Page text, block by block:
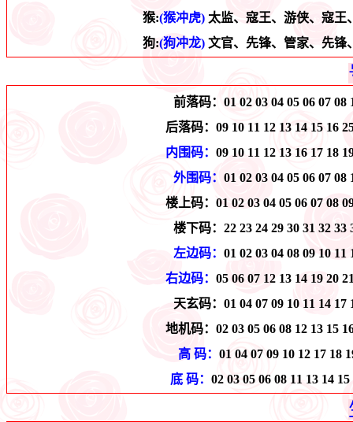
猴:(猴冲虎) 太监、寇王、游侠、寇王
狗:(狗冲龙) 文官、先锋、管家、先锋
前落码： 01 02 03 04 05 06 07 08
后落码： 09 10 11 12 13 14 15 16
内围码： 09 10 11 12 13 16 17 18
外围码： 01 02 03 04 05 06 07 08
楼上码： 01 02 03 04 05 06 07 08
楼下码： 22 23 24 29 30 31 32 33
左边码： 01 02 03 04 08 09 10 11
右边码： 05 06 07 12 13 14 19 20
天玄码： 01 04 07 09 10 11 14 17
地机码： 02 03 05 06 08 12 13 15
高 码： 01 04 07 09 10 12 17 18
底 码： 02 03 05 06 08 11 13 14